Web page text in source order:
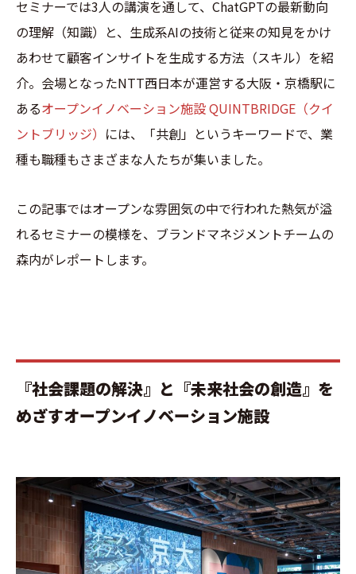
セミナーでは3人の講演を通して、ChatGPTの最新動向
の理解（知識）と、生成系AIの技術と従来の知見をかけ
あわせて顧客インサイトを生成する方法（スキル）を紹
介。会場となったNTT西日本が運営する大阪・京橋駅に
あるオープンイノベーション施設 QUINTBRIDGE（クイ
ントブリッジ） には、「共創」というキーワードで、業
種も職種もさまざまな人たちが集いました。
この記事ではオープンな雰囲気の中で行われた熱気が溢
れるセミナーの模様を、ブランドマネジメントチームの
森内がレポートします。
『社会課題の解決』と『未来社会の創造』を
めざすオープンイノベーション施設